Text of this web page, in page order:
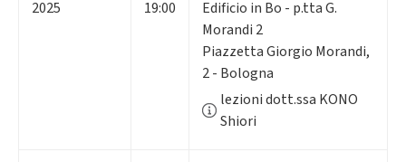
2025 19:00
Edificio in Bo - p.tta G.
Morandi 2
Piazzetta Giorgio Morandi,
2 - Bologna
lezioni dott.ssa KONO
Shiori